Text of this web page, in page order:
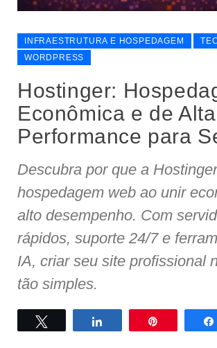
INFRAESTRUTURA E HOSPEDAGEM
WORDPRESS
Hostinger:
Econômica e de Alta
Performance para
Descubra por que a
hospedagem web ao unir
alto desempenho. Com
rápidos, suporte 24/7 e
IA, criar seu site profissional
tão simples.
Compartilhar